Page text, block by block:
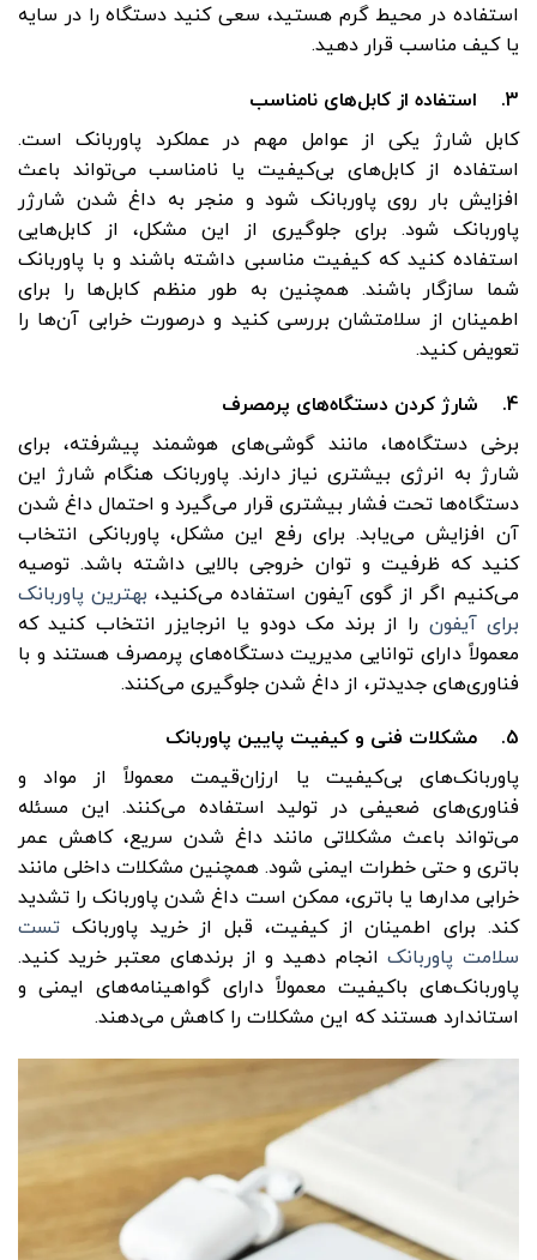
استفاده در محیط گرم هستید، سعی کنید دستگاه را در سایه
یا کیف مناسب قرار دهید.
3. استفاده از کابل‌های نامناسب
کابل شارژ یکی از عوامل مهم در عملکرد پاوربانک است.
استفاده از کابل‌های بی‌کیفیت یا نامناسب می‌تواند باعث
افزایش بار روی پاوربانک شود و منجر به داغ شدن شارژر
پاوربانک شود. برای جلوگیری از این مشکل، از کابل‌هایی
استفاده کنید که کیفیت مناسبی داشته باشند و با پاوربانک
شما سازگار باشند. همچنین به طور منظم کابل‌ها را برای
اطمینان از سلامتشان بررسی کنید و درصورت خرابی آن‌ها را
تعویض کنید.
4. شارژ کردن دستگاه‌های پرمصرف
برخی دستگاه‌ها، مانند گوشی‌های هوشمند پیشرفته، برای
شارژ به انرژی بیشتری نیاز دارند. پاوربانک هنگام شارژ این
دستگاه‌ها تحت فشار بیشتری قرار می‌گیرد و احتمال داغ شدن
آن افزایش می‌یابد. برای رفع این مشکل، پاوربانکی انتخاب
کنید که ظرفیت و توان خروجی بالایی داشته باشد. توصیه
می‌کنیم اگر از گوی آیفون استفاده می‌کنید، بهترین پاوربانک
برای آیفون را از برند مک دودو یا انرجایزر انتخاب کنید که
معمولاً دارای توانایی مدیریت دستگاه‌های پرمصرف هستند و با
فناوری‌های جدیدتر، از داغ شدن جلوگیری می‌کنند.
5. مشکلات فنی و کیفیت پایین پاوربانک
پاوربانک‌های بی‌کیفیت یا ارزان‌قیمت معمولاً از مواد و
فناوری‌های ضعیفی در تولید استفاده می‌کنند. این مسئله
می‌تواند باعث مشکلاتی مانند داغ شدن سریع، کاهش عمر
باتری و حتی خطرات ایمنی شود. همچنین مشکلات داخلی مانند
خرابی مدارها یا باتری، ممکن است داغ شدن پاوربانک را تشدید
کند. برای اطمینان از کیفیت، قبل از خرید پاوربانک تست
سلامت پاوربانکانجام دهید و از برندهای معتبر خرید کنید.
پاوربانک‌های باکیفیت معمولاً دارای گواهینامه‌های ایمنی و
استاندارد هستند که این مشکلات را کاهش می‌دهند.